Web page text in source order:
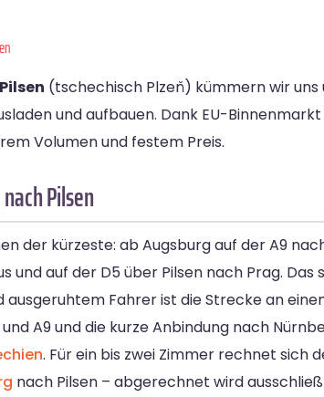
(tschechisch Plzeň) kümmern wir
und aufbauen. Dank EU-
Volumen und festem Preis.
Pilsen
der kürzeste: ab Augsburg auf der A9
und auf der D5 über Pilsen nach Prag.
ausgeruhtem Fahrer ist die Strecke an
A9 und die kurze Anbindung nach
. Für ein bis zwei Zimmer rechnet sich
nach Pilsen – abgerechnet wird